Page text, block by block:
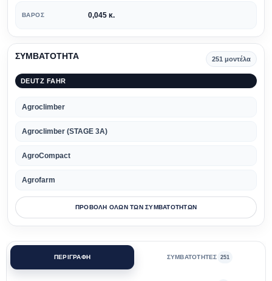
ΒΆΡΟΣ 0,045 κ.
ΣΥΜΒΑΤΟΤΗΤΑ 251 μοντέλα
DEUTZ FAHR
Agroclimber
Agroclimber (STAGE 3A)
AgroCompact
Agrofarm
ΠΡΟΒΟΛΗ ΟΛΩΝ ΤΩΝ ΣΥΜΒΑΤΟΤΗΤΩΝ
ΠΕΡΙΓΡΑΦΗ ΣΥΜΒΑΤΟΤΗΤΕΣ 251